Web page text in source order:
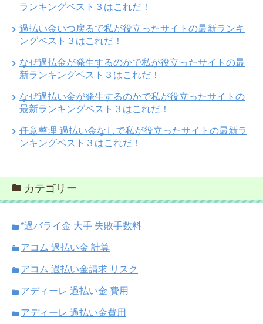
ランキングベスト３はこれだ！
過払い金いつ戻るで私が役立ったサイトの最新ランキ
ングベスト３はこれだ！
なぜ過払金が発生するのかで私が役立ったサイトの最
新ランキングベスト３はこれだ！
なぜ過払い金が発生するのかで私が役立ったサイトの
最新ランキングベスト３はこれだ！
任意整理 過払い金なしで私が役立ったサイトの最新ラ
ンキングベスト３はこれだ！
カテゴリー
*過バライ金 大手 失敗手数料
アコム 過払い金 計算
アコム 過払い金請求 リスク
アディーレ 過払い金 費用
アディーレ 過払い金費用